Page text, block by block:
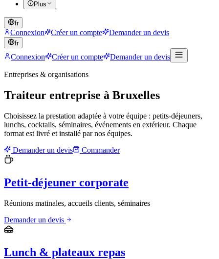
Plus
fr
Connexion Créer un compte Demander un devis
fr
Connexion Créer un compte Demander un devis
Entreprises & organisations
Traiteur entreprise à Bruxelles
Choisissez la prestation adaptée à votre équipe : petits-déjeuners,
lunchs, cocktails, séminaires, événements en extérieur. Chaque
format est livré et installé par nos équipes.
Demander un devis
Commander
Petit-déjeuner corporate
Réunions matinales, accueils clients, séminaires
Demander un devis
Lunch & plateaux repas